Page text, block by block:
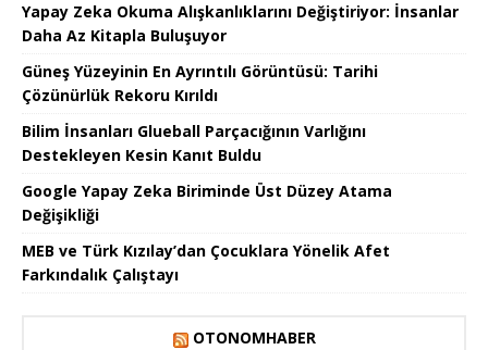
Yapay Zeka Okuma Alışkanlıklarını Değiştiriyor: İnsanlar
Daha Az Kitapla Buluşuyor
Güneş Yüzeyinin En Ayrıntılı Görüntüsü: Tarihi
Çözünürlük Rekoru Kırıldı
Bilim İnsanları Glueball Parçacığının Varlığını
Destekleyen Kesin Kanıt Buldu
Google Yapay Zeka Biriminde Üst Düzey Atama
Değişikliği
MEB ve Türk Kızılay’dan Çocuklara Yönelik Afet
Farkındalık Çalıştayı
OTONOMHABER